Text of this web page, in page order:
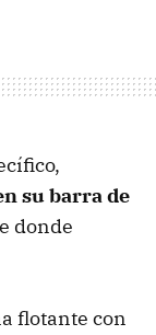
su barra de
donde
flotante con